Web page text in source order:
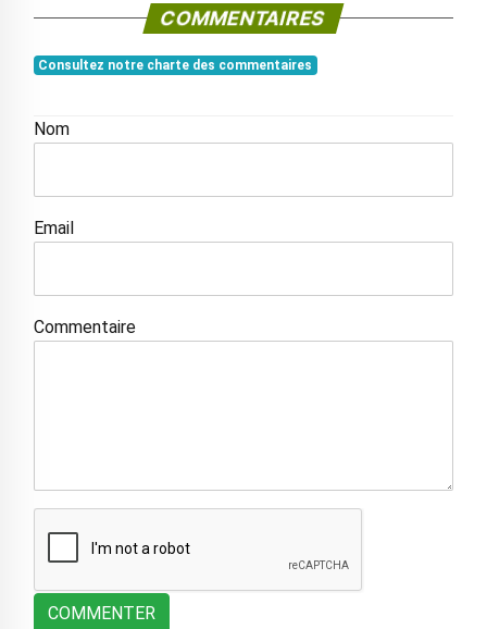
COMMENTAIRES
Consultez notre charte des commentaires
Nom
Email
Commentaire
COMMENTER